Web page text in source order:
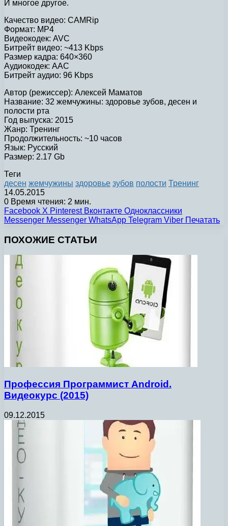
И многое другое.
Качество видео: CAMRip
Формат: MP4
Видеокодек: AVC
Битрейт видео: ~413 Kbps
Размер кадра: 640×360
Аудиокодек: AAC
Битрейт аудио: 96 Kbps
Автор (режиссер): Алексей Маматов
Название: 32 жемчужины: здоровье зубов, десен и
полости рта
Год выпуска: 2015
Жанр: Тренинг
Продолжительность: ~10 часов
Язык: Русский
Размер: 2.17 Gb
Теги
десен жемчужины здоровье зубов полости Тренинг
14.05.2015
0 Время чтения: 2 мин.
Facebook X Pinterest Вконтакте Одноклассники
Messenger Messenger WhatsApp Telegram Viber Печатать
ПОХОЖИЕ СТАТЬИ
Профессия Программист Android.
Видеокурс (2015)
09.12.2015